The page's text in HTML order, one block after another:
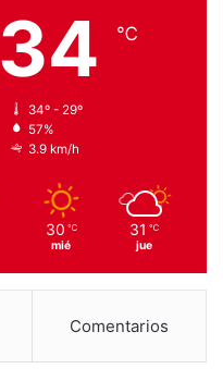
34 ℃
34º - 29º
57%
3.9 km/h
30 ℃
mié
31 ℃
jue
Comentarios